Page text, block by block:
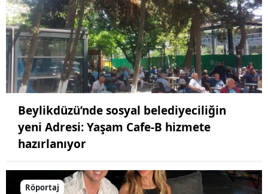
Beylikdüzü’nde sosyal belediyeciliğin
yeni Adresi: Yaşam Cafe-B hizmete
hazırlanıyor
Röportaj